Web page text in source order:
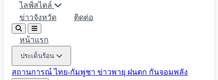
ไลฟ์สไตล์
ข่าวจังหวัด
ติดต่อ
หน้าแรก
ประเด็นร้อน
สถานการณ์ ไทย-กัมพูชา ข่าวพายุ ฝนตก กันจอมพลัง